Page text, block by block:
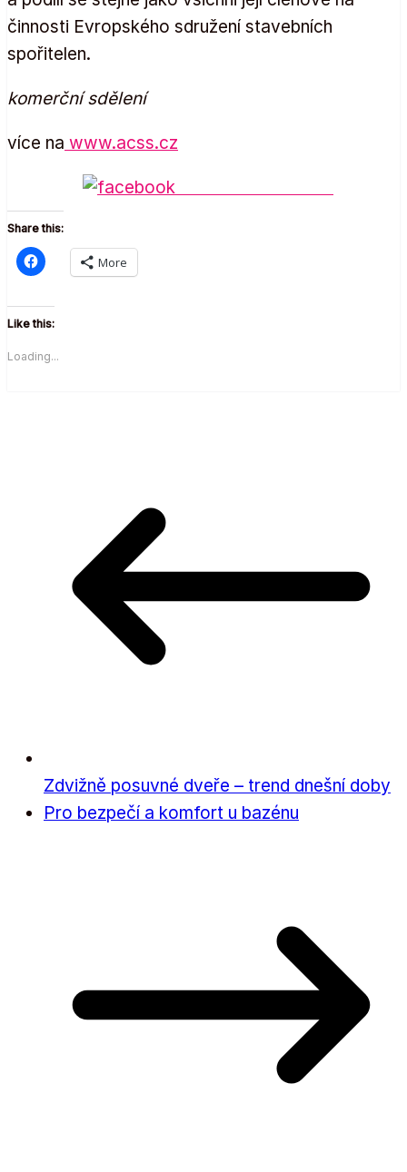
činnosti Evropského sdružení stavebních
spořitelen.
komerční sdělení
více na www.acss.cz
Share this:
More
Like this:
Loading...
Zdvižně posuvné dveře – trend dnešní doby
Pro bezpečí a komfort u bazénu